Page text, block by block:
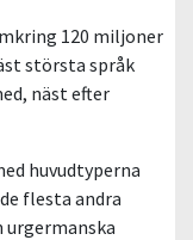
120 miljoner
största språk
näst efter
huvudtyperna
flesta andra
urgermanska